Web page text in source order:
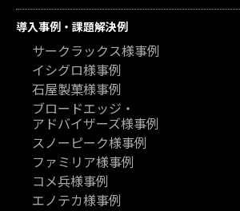
導入事例・課題解決例
サークラックス様事例
イシグロ様事例
石屋製菓様事例
ブロードエッジ・
アドバイザーズ様事例
スノーピーク様事例
ファミリア様事例
コメ兵様事例
エノテカ様事例